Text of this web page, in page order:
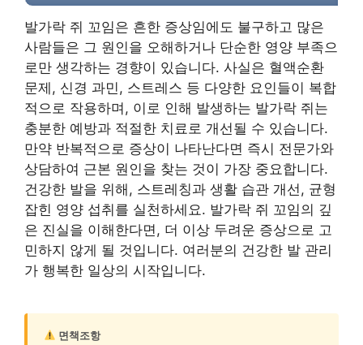
발가락 쥐 꼬임은 흔한 증상임에도 불구하고 많은
사람들은 그 원인을 오해하거나 단순한 영양 부족으
로만 생각하는 경향이 있습니다. 사실은 혈액순환
문제, 신경 과민, 스트레스 등 다양한 요인들이 복합
적으로 작용하며, 이로 인해 발생하는 발가락 쥐는
충분한 예방과 적절한 치료로 개선될 수 있습니다.
만약 반복적으로 증상이 나타난다면 즉시 전문가와
상담하여 근본 원인을 찾는 것이 가장 중요합니다.
건강한 발을 위해, 스트레칭과 생활 습관 개선, 균형
잡힌 영양 섭취를 실천하세요. 발가락 쥐 꼬임의 깊
은 진실을 이해한다면, 더 이상 두려운 증상으로 고
민하지 않게 될 것입니다. 여러분의 건강한 발 관리
가 행복한 일상의 시작입니다.
면책조항